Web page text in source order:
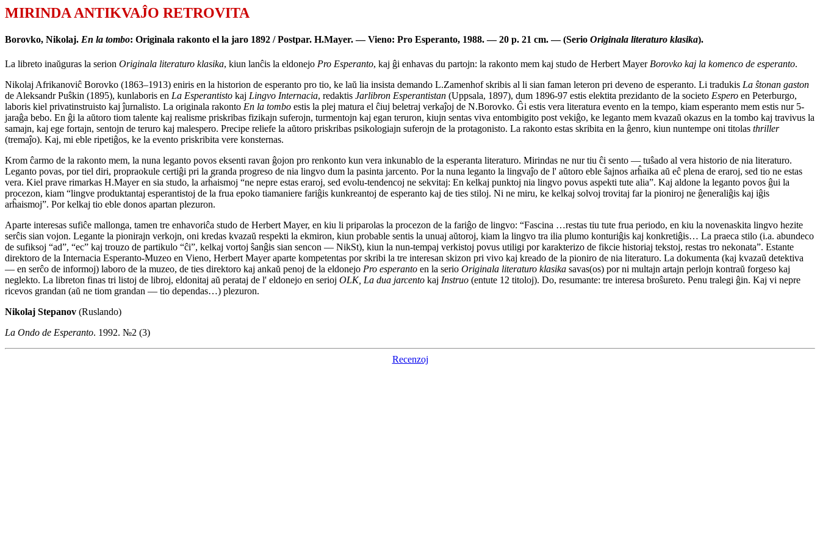
MIRINDA ANTIKVAĴO RETROVITA
Borovko, Nikolaj. En la tombo: Originala rakonto el la jaro 1892 / Postpar. H.Mayer. — Vieno: Pro Esperanto, 1988. — 20 p. 21 cm. — (Serio Originala literaturo klasika).
La libreto inaŭguras la serion Originala literaturo klasika, kiun lanĉis la eldonejo Pro Esperanto, kaj ĝi enhavas du partojn: la rakonto mem kaj studo de Herbert Mayer Borovko kaj la komenco de esperanto.
Nikolaj Afrikanoviĉ Borovko (1863–1913) eniris en la historion de esperanto pro tio, ke laŭ lia insista demando L.Zamenhof skribis al li sian faman leteron pri deveno de esperanto. Li tradukis La ŝtonan gaston
de Aleksandr Puŝkin (1895), kunlaboris en La Esperantisto kaj Lingvo Internacia, redaktis Jarlibron Esperantistan (Uppsala, 1897), dum 1896-97 estis elektita prezidanto de la societo Espero en Peterburgo,
laboris kiel privatinstruisto kaj ĵurnalisto. La originala rakonto En la tombo estis la plej matura el ĉiuj beletraj verkaĵoj de N.Borovko. Ĝi estis vera literatura evento en la tempo, kiam esperanto mem estis nur 5-
jaraĝa bebo. En ĝi la aŭtoro tiom talente kaj realisme priskribas fizikajn suferojn, turmentojn kaj egan teruron, kiujn sentas viva entombigito post vekiĝo, ke leganto mem kvazaŭ okazus en la tombo kaj travivus la
samajn, kaj ege fortajn, sentojn de teruro kaj malespero. Precipe reliefe la aŭtoro priskribas psikologiajn suferojn de la protagonisto. La rakonto estas skribita en la ĝenro, kiun nuntempe oni titolas thriller
(tremaĵo). Kaj, mi eble ripetiĝos, ke la evento priskribita vere konsternas.
Krom ĉarmo de la rakonto mem, la nuna leganto povos eksenti ravan ĝojon pro renkonto kun vera inkunablo de la esperanta literaturo. Mirindas ne nur tiu ĉi sento — tuŝado al vera historio de nia literaturo.
Leganto povas, por tiel diri, propraokule certiĝi pri la granda progreso de nia lingvo dum la pasinta jarcento. Por la nuna leganto la lingvaĵo de l' aŭtoro eble ŝajnos arĥaika aŭ eĉ plena de eraroj, sed tio ne estas
vera. Kiel prave rimarkas H.Mayer en sia studo, la arĥaismoj “ne nepre estas eraroj, sed evolu-tendencoj ne sekvitaj: En kelkaj punktoj nia lingvo povus aspekti tute alia”. Kaj aldone la leganto povos ĝui la
procezon, kiam “lingve produktantaj esperantistoj de la frua epoko tiamaniere fariĝis kunkreantoj de esperanto kaj de ties stiloj. Ni ne miru, ke kelkaj solvoj trovitaj far la pioniroj ne ĝeneraliĝis kaj iĝis
arĥaismoj”. Por kelkaj tio eble donos apartan plezuron.
Aparte interesas sufiĉe mallonga, tamen tre enhavoriĉa studo de Herbert Mayer, en kiu li priparolas la procezon de la fariĝo de lingvo: “Fascina …restas tiu tute frua periodo, en kiu la novenaskita lingvo hezite
serĉis sian vojon. Legante la pionirajn verkojn, oni kredas kvazaŭ respekti la ekmiron, kiun probable sentis la unuaj aŭtoroj, kiam la lingvo tra ilia plumo konturiĝis kaj konkretiĝis… La praeca stilo (i.a. abundeco
de sufiksoj “ad”, “ec” kaj trouzo de partikulo “ĉi”, kelkaj vortoj ŝanĝis sian sencon — NikSt), kiun la nun-tempaj verkistoj povus utiligi por karakterizo de fikcie historiaj tekstoj, restas tro nekonata”. Estante
direktoro de la Internacia Esperanto-Muzeo en Vieno, Herbert Mayer aparte kompetentas por skribi la tre interesan skizon pri vivo kaj kreado de la pioniro de nia literaturo. La dokumenta (kaj kvazaŭ detektiva
— en serĉo de informoj) laboro de la muzeo, de ties direktoro kaj ankaŭ penoj de la eldonejo Pro esperanto en la serio Originala literaturo klasika savas(os) por ni multajn artajn perlojn kontraŭ forgeso kaj
neglekto. La libreton finas tri listoj de libroj, eldonitaj aŭ perataj de l' eldonejo en serioj OLK, La dua jarcento kaj Instruo (entute 12 titoloj). Do, resumante: tre interesa broŝureto. Penu tralegi ĝin. Kaj vi nepre
ricevos grandan (aŭ ne tiom grandan — tio dependas…) plezuron.
Nikolaj Stepanov (Ruslando)
La Ondo de Esperanto. 1992. №2 (3)
Recenzoj